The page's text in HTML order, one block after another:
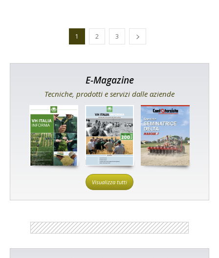
1 2 3
E-Magazine
Tecniche, prodotti e servizi dalle aziende
Visualizza tutti